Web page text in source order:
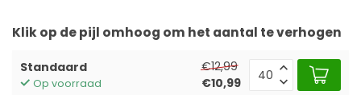
Klik op de pijl omhoog om het aantal te verhogen
Standaard
Op voorraad
€12,99
€10,99